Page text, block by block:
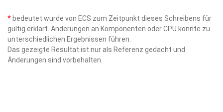
* bedeutet wurde von ECS zum Zeitpunkt dieses Schreibens für
gültig erklärt. Änderungen an Komponenten oder CPU könnte zu
unterschiedlichen Ergebnissen führen.
Das gezeigte Resultat ist nur als Referenz gedacht und
Änderungen sind vorbehalten.